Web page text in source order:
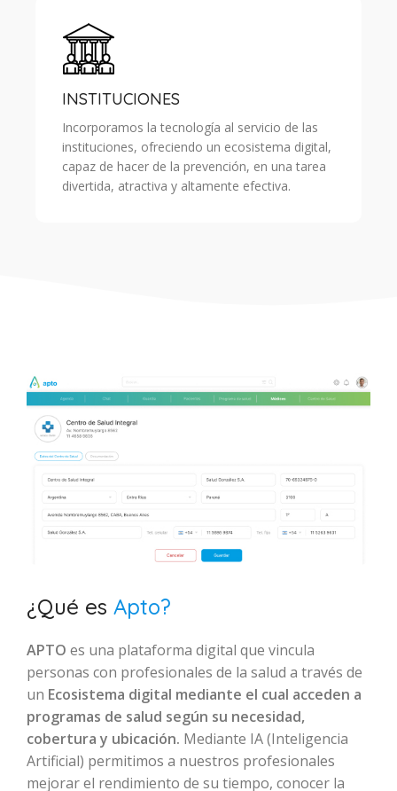
INSTITUCIONES
Incorporamos la tecnología al servicio de las
instituciones, ofreciendo un ecosistema digital,
capaz de hacer de la prevención, en una tarea
divertida, atractiva y altamente efectiva.
¿Qué es Apto?
APTO es una plataforma digital que vincula
personas con profesionales de la salud a través de
un Ecosistema digital mediante el cual acceden a
programas de salud según su necesidad,
cobertura y ubicación. Mediante IA (Inteligencia
Artificial) permitimos a nuestros profesionales
mejorar el rendimiento de su tiempo, conocer la